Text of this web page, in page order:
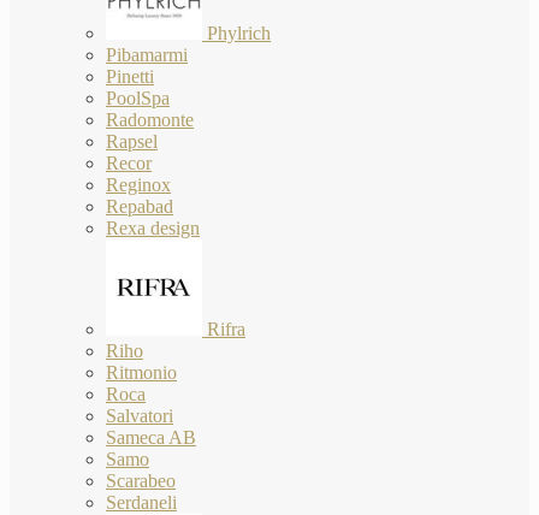
Phylrich
Pibamarmi
Pinetti
PoolSpa
Radomonte
Rapsel
Recor
Reginox
Repabad
Rexa design
Rifra
Riho
Ritmonio
Roca
Salvatori
Sameca AB
Samo
Scarabeo
Serdaneli